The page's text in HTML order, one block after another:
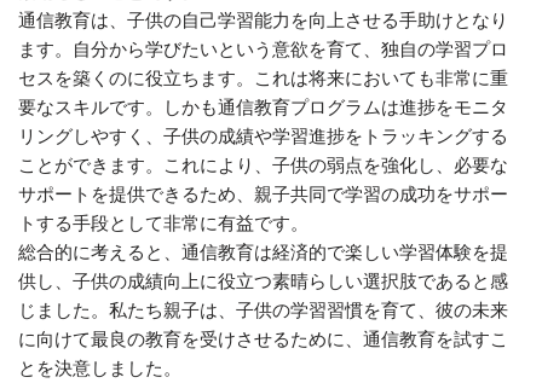
通信教育は、子供の自己学習能力を向上させる手助けとなり
ます。自分から学びたいという意欲を育て、独自の学習プロ
セスを築くのに役立ちます。これは将来においても非常に重
要なスキルです。しかも通信教育プログラムは進捗をモニタ
リングしやすく、子供の成績や学習進捗をトラッキングする
ことができます。これにより、子供の弱点を強化し、必要な
サポートを提供できるため、親子共同で学習の成功をサポー
トする手段として非常に有益です。
総合的に考えると、通信教育は経済的で楽しい学習体験を提
供し、子供の成績向上に役立つ素晴らしい選択肢であると感
じました。私たち親子は、子供の学習習慣を育て、彼の未来
に向けて最良の教育を受けさせるために、通信教育を試すこ
とを決意しました。